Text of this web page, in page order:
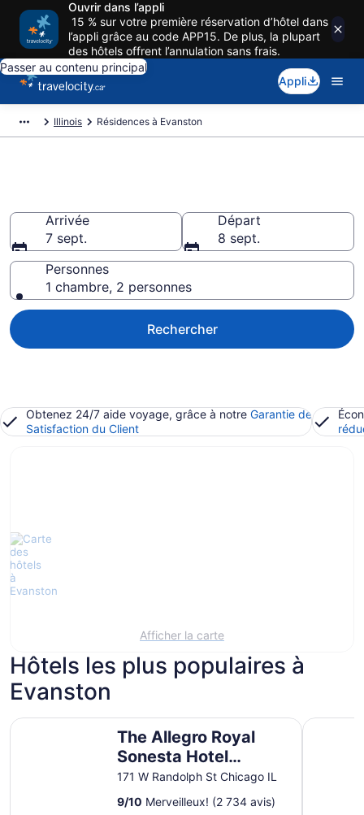
Ouvrir dans l’appli
15 % sur votre première réservation d’hôtel dans
l’appli grâce au code APP15. De plus, la plupart
des hôtels offrent l’annulation sans frais.
Passer au contenu principal
Appli
Illinois Résidences à Evanston
Arrivée
7 sept.
Départ
8 sept.
Personnes
1 chambre, 2 personnes
Rechercher
Obtenez 24/7 aide voyage, grâce à notre Garantie de
Satisfaction du Client
Afficher la carte
Hôtels les plus populaires à
Evanston
The Allegro Royal
Sonesta Hotel
Chicago Loop
171 W Randolph St Chicago IL
9/10 Merveilleux! (2 734 avis)
The Allegro Royal Sonesta Hotel Chicago Loop Hyatt